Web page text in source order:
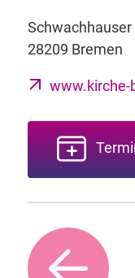
Schwachhauser
28209 Bremen
www.kirche-